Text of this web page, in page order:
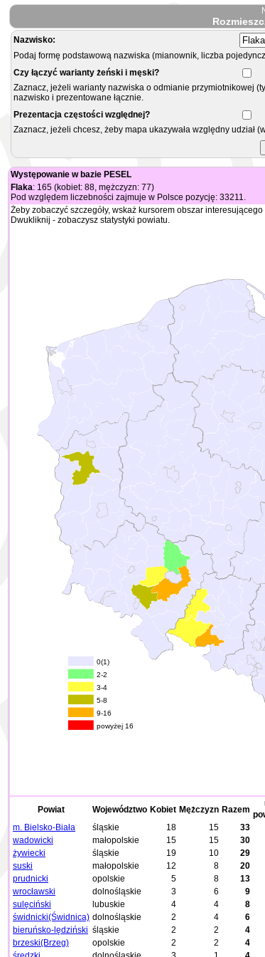
Nazwisko:
Podaj formę podstawową nazwiska (mianownik, liczba
Czy łączyć warianty żeński i męski?
Zaznacz, jeżeli warianty nazwiska o odmianie przymiotnikowej
nazwisko i prezentowane łącznie.
Prezentacja częstości względnej?
Zaznacz, jeżeli chcesz, żeby mapa ukazywała względny
Występowanie w bazie PESEL
Flaka: 165 (kobiet: 88, mężczyzn: 77)
Pod względem liczebności zajmuje w Polsce pozycję: 33211.
Żeby zobaczyć szczegóły, wskaż kursorem obszar
Dwukliknij - zobaczysz statystyki powiatu.
0(1)
2-2
3-4
5-8
9-16
powyżej 16
Powiat Województwo Kobiet Mężczyzn Razem
m. Bielsko-Biała
śląskie 18 15 33
wadowicki
małopolskie 15 15 30
żywiecki
śląskie 19 10 29
suski
małopolskie 12 8 20
prudnicki
opolskie 5 8 13
wrocławski
dolnośląskie 3 6 9
sulęciński
lubuskie 4 4 8
świdnicki(Świdnica) dolnośląskie 2 4 6
bieruńsko-lędziński śląskie 2 2 4
brzeski(Brzeg)
opolskie 2 2 4